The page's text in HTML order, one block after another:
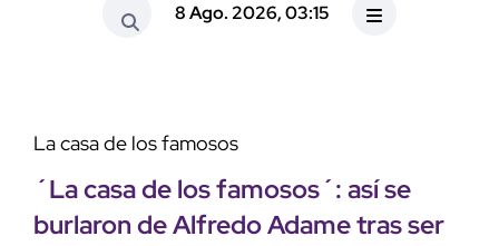
8 Ago. 2026, 03:15
La casa de los famosos
´La casa de los famosos´: así se
burlaron de Alfredo Adame tras ser